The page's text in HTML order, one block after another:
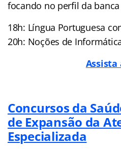
focando no perfil da banca
18h: Língua Portuguesa
20h: Noções de
Assista
Concursos da
de Expansão da
Especializada